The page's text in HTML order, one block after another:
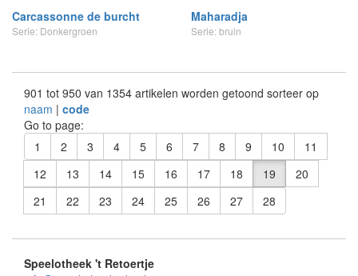
Carcassonne de burcht
Serie: Donkergroen
Maharadja
Serie: bruin
901 tot 950 van 1354 artikelen worden getoond sorteer op
naam | code
Go to page:
1
2 3 4 5 6 7 8 9 10
11
12
13 14 15 16 17 18 19
20
21
22 23 24 25 26 27 28
Speelotheek 't Retoertje